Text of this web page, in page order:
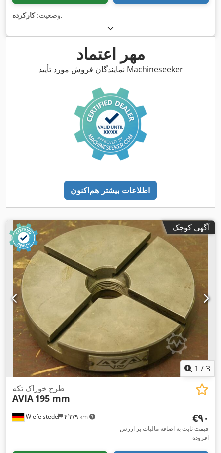
وضعیت:کارکرده ,
مهر اعتماد
نمایندگان فروش مورد تأیید Machineseeker
اطلاعات بیشتر هم‌اکنون
آگهی کوچک
1 /3
Wiefelstede ۴٬۲۷۹ km
طرح خوراک تکه
AVIA 195 mm
‎€۹۰
قیمت ثابت به اضافه مالیات بر ارزش
افزوده